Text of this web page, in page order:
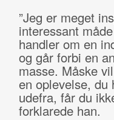
”Jeg er meget
interessant
handler om en
og går forbi en
masse. Måske
en oplevelse, du
udefra, får du
forklarede han.